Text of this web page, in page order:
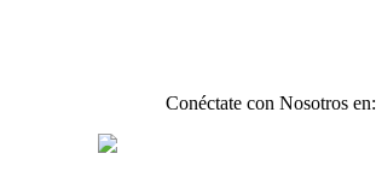
Conéctate con Nosotros en: